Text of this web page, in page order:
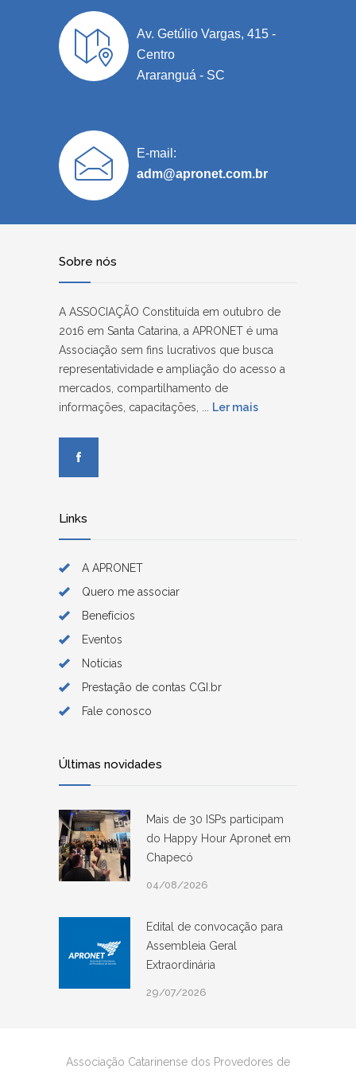
Av. Getúlio Vargas, 415 -
Centro
Araranguá - SC
E-mail:
adm@apronet.com.br
Sobre nós
A ASSOCIAÇÃO Constituída em outubro de
2016 em Santa Catarina, a APRONET é uma
Associação sem fins lucrativos que busca
representatividade e ampliação do acesso a
mercados, compartilhamento de
informações, capacitações, ...
Ler mais
Links
A APRONET
Quero me associar
Benefícios
Eventos
Notícias
Prestação de contas CGI.br
Fale conosco
Últimas novidades
Mais de 30 ISPs participam
do Happy Hour Apronet em
Chapecó
04/08/2026
Edital de convocação para
Assembleia Geral
Extraordinária
29/07/2026
Associação Catarinense dos Provedores de